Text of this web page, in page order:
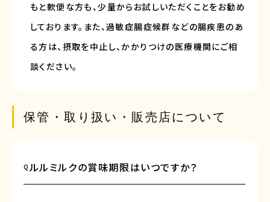
もと軟便な方も、少量からお試しいただくことをお勧め
しております。また、過敏症腸症候群などの腸疾患のあ
る方は、摂取を中止し、かかりつけの医療機関にご相
談ください。
保管・取り扱い・販売店について
Q ルルミルクの賞味期限はいつですか？